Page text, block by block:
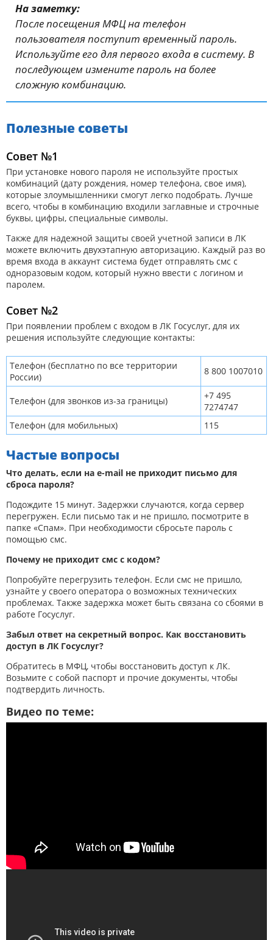
На заметку:
После посещения МФЦ на телефон
пользователя поступит временный пароль.
Используйте его для первого входа в систему. В
последующем измените пароль на более
сложную комбинацию.
Полезные советы
Совет №1
При установке нового пароля не используйте простых
комбинаций (дату рождения, номер телефона, свое имя),
которые злоумышленники смогут легко подобрать. Лучше
всего, чтобы в комбинацию входили заглавные и строчные
буквы, цифры, специальные символы.
Также для надежной защиты своей учетной записи в ЛК
можете включить двухэтапную авторизацию. Каждый раз во
время входа в аккаунт система будет отправлять смс с
одноразовым кодом, который нужно ввести с логином и
паролем.
Совет №2
При появлении проблем с входом в ЛК Госуслуг, для их
решения используйте следующие контакты:
Телефон (бесплатно по все территории
России)
8 800 1007010
Телефон (для звонков из-за границы)
+7 495
7274747
Телефон (для мобильных)
115
Частые вопросы
Что делать, если на e-mail не приходит письмо для
сброса пароля?
Подождите 15 минут. Задержки случаются, когда сервер
перегружен. Если письмо так и не пришло, посмотрите в
папке «Спам». При необходимости сбросьте пароль с
помощью смс.
Почему не приходит смс с кодом?
Попробуйте перегрузить телефон. Если смс не пришло,
узнайте у своего оператора о возможных технических
проблемах. Также задержка может быть связана со сбоями в
работе Госуслуг.
Забыл ответ на секретный вопрос. Как восстановить
доступ в ЛК Госуслуг?
Обратитесь в МФЦ, чтобы восстановить доступ к ЛК.
Возьмите с собой паспорт и прочие документы, чтобы
подтвердить личность.
Видео по теме: